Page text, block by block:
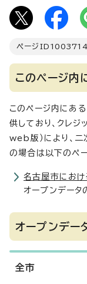
ページID 1003714
このページ
このページ内にあ
供しており、クレジ
web版）により、二
の場合は以下のペ
名古屋市におけ
オープンデー
オープンデー
全市